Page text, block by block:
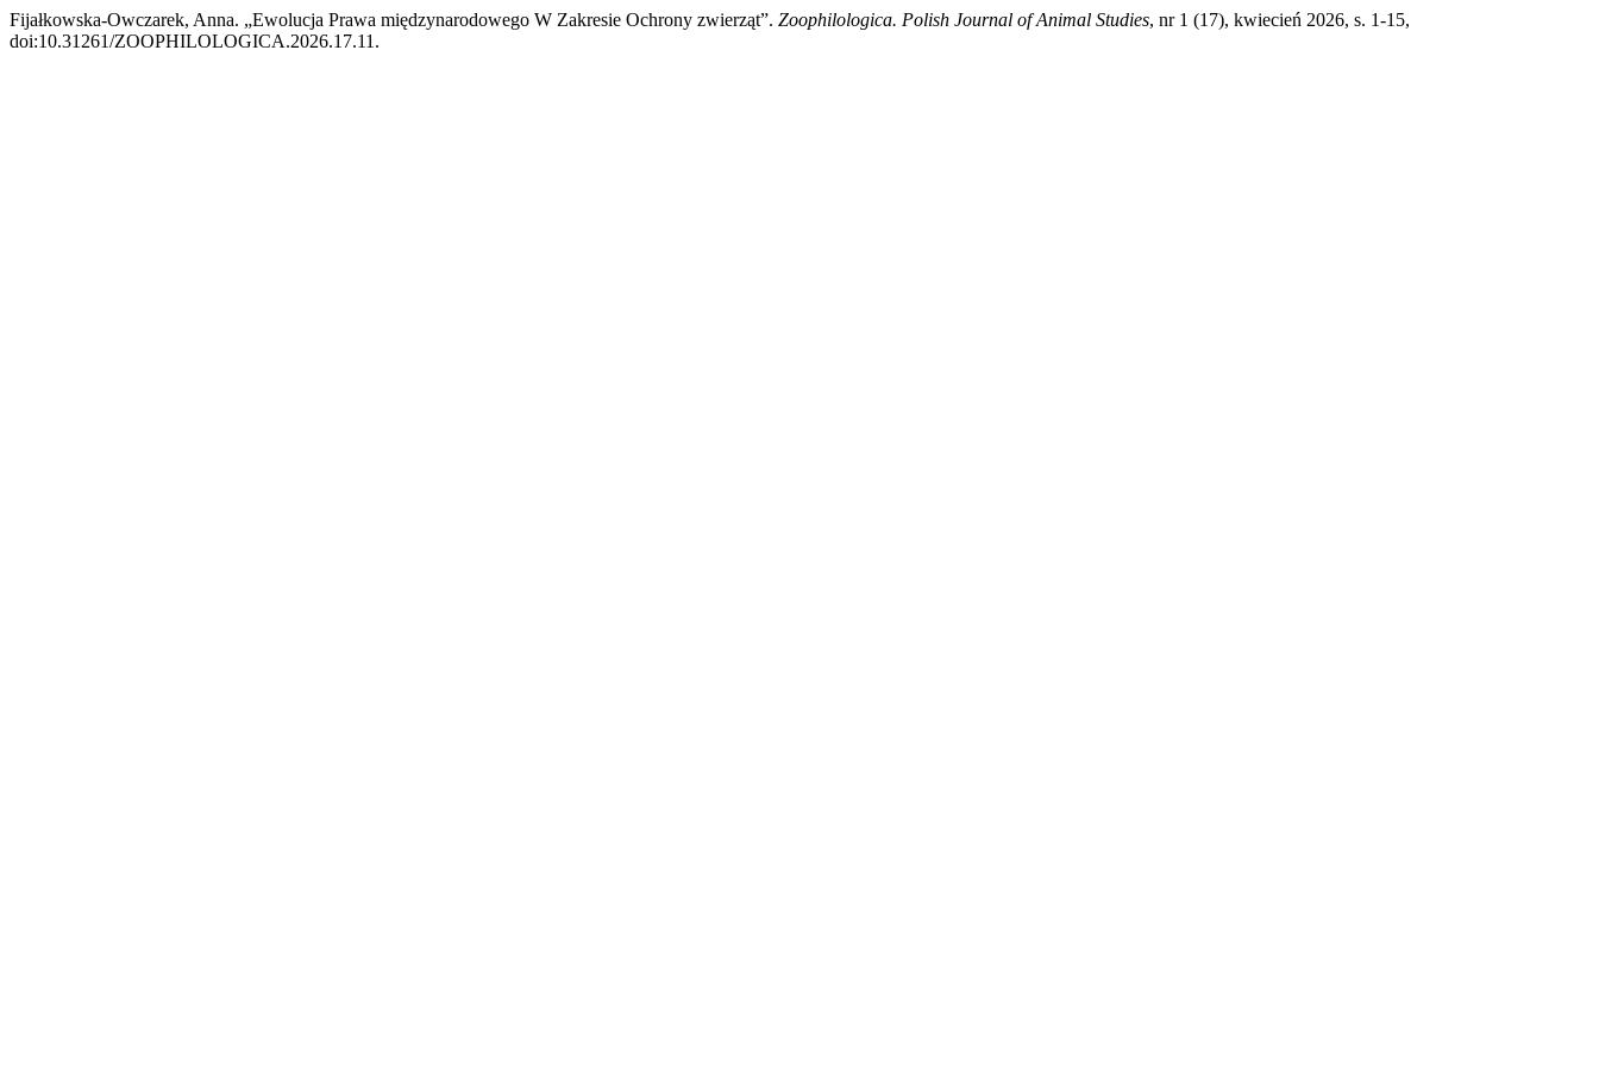
Fijałkowska-Owczarek, Anna. „Ewolucja Prawa międzynarodowego W Zakresie Ochrony zwierząt”. Zoophilologica. Polish Journal of Animal Studies, nr 1 (17), kwiecień 2026, s. 1-15,
doi:10.31261/ZOOPHILOLOGICA.2026.17.11.